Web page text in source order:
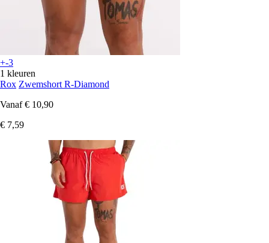
+-3
1 kleuren
Rox Zwemshort R-Diamond
Vanaf € 10,90
€ 7,59